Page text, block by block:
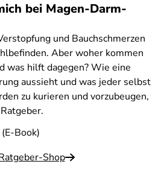
bei Magen-Darm-
und Bauchschmerzen
Aber woher kommen
was hilft dagegen? Wie eine
aussieht und was jeder selbst
zu kurieren und vorzubeugen,
Book)
Shop